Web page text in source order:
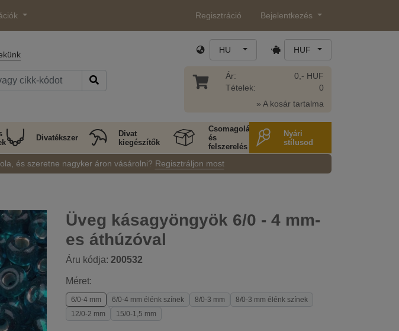
Regisztráció Bejelentkezés
HU HUF
Ár:
Tételek:
0,- HUF
0
» A kosár tartalma
Divatékszer
Divat
kiegészítők
Csomagolás
és
felszerelés
Nyári
stílusod
és szeretne nagyker áron vásárolni? Regisztráljon most
Üveg kásagyöngyök 6/0 - 4 mm-
es áthúzóval
Áru kódja: 200532
Méret:
6/0-4 mm 6/0-4 mm élénk színek 8/0-3 mm
8/0-3 mm élénk színek
12/0-2 mm
15/0-1,5 mm